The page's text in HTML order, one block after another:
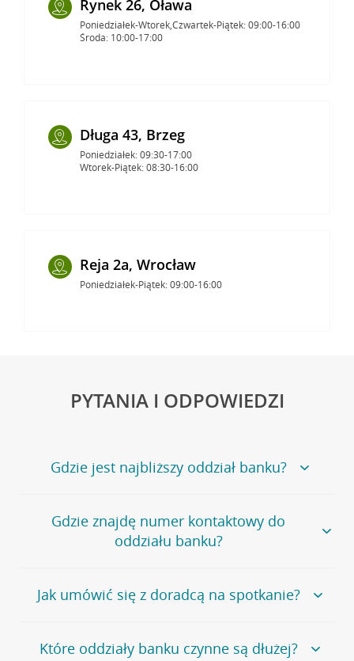
Rynek 26, Oława
Poniedziałek-Wtorek,Czwartek-Piątek: 09:00-16:00
Środa: 10:00-17:00
Długa 43, Brzeg
Poniedziałek: 09:30-17:00
Wtorek-Piątek: 08:30-16:00
Reja 2a, Wrocław
Poniedziałek-Piątek: 09:00-16:00
PYTANIA I ODPOWIEDZI
Gdzie jest najbliższy oddział banku?
Jeśli szukasz oddziału naszego banku, zapraszamy na
stronęPlacówki i bankomaty, na której znajduje się
wygodna wyszukiwarka.
oddziałów
Gdzie znajdę numer kontaktowy do
oddziału banku?
Bank Credit Agricole nie udostępnia ogólnego numeru
telefonu do placówki bankowej.
umówienia się z doradcą w placówce bankowej .
Jak umówić się z doradcą na spotkanie?
Jeśli jesteś już naszym
klientemmożeszsamodzielnieumówić się na spotkanie z
Które oddziały banku czynne są dłużej?